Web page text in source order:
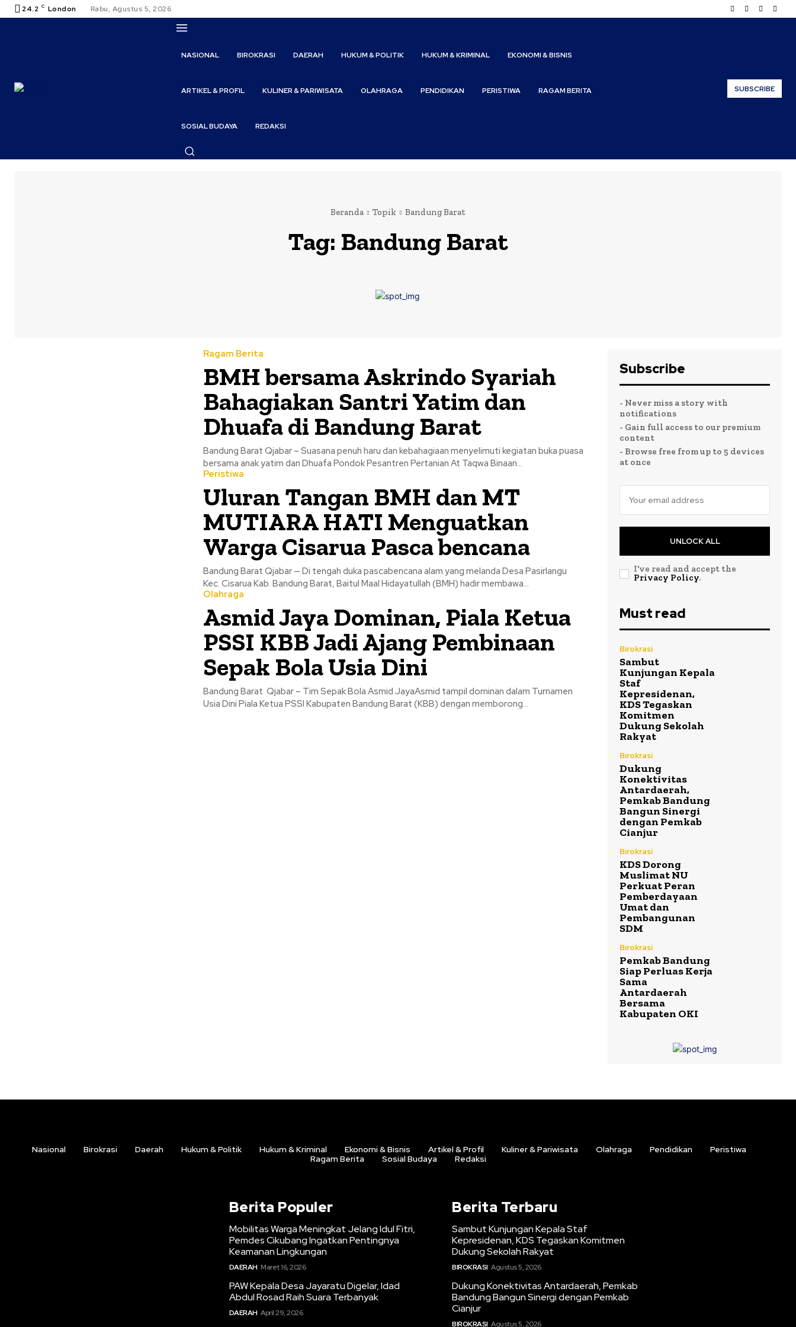
24.2 C London Rabu, Agustus 5, 2026
NASIONAL BIROKRASI DAERAH HUKUM & POLITIK HUKUM & KRIMINAL EKONOMI & BISNIS
ARTIKEL & PROFIL KULINER & PARIWISATA OLAHRAGA PENDIDIKAN PERISTIWA RAGAM BERITA
SOSIAL BUDAYA REDAKSI
SUBSCRIBE
Beranda Topik Bandung Barat
Tag: Bandung Barat
Ragam Berita
BMH bersama Askrindo Syariah
Bahagiakan Santri Yatim dan
Dhuafa di Bandung Barat
Bandung Barat Qjabar – Suasana penuh haru dan kebahagiaan menyelimuti kegiatan buka puasa
bersama anak yatim dan Dhuafa Pondok Pesantren Pertanian At Taqwa Binaan...
Peristiwa
Uluran Tangan BMH dan MT
MUTIARA HATI Menguatkan
Warga Cisarua Pasca bencana
Bandung Barat Qjabar — Di tengah duka pascabencana alam yang melanda Desa Pasirlangu
Kec. Cisarua Kab. Bandung Barat, Baitul Maal Hidayatullah (BMH) hadir membawa...
Olahraga
Asmid Jaya Dominan, Piala Ketua
PSSI KBB Jadi Ajang Pembinaan
Sepak Bola Usia Dini
Bandung Barat Qjabar – Tim Sepak Bola Asmid JayaAsmid tampil dominan dalam Turnamen
Usia Dini Piala Ketua PSSI Kabupaten Bandung Barat (KBB) dengan memborong...
Subscribe
- Never miss a story with
notifications
- Gain full access to our premium
content
- Browse free from up to 5 devices
at once
UNLOCK ALL
I've read and accept the
Privacy Policy.
Must read
Birokrasi
Sambut
Kunjungan Kepala
Staf
Kepresidenan,
KDS Tegaskan
Komitmen
Dukung Sekolah
Rakyat
Birokrasi
Dukung
Konektivitas
Antardaerah,
Pemkab Bandung
Bangun Sinergi
dengan Pemkab
Cianjur
Birokrasi
KDS Dorong
Muslimat NU
Perkuat Peran
Pemberdayaan
Umat dan
Pembangunan
SDM
Birokrasi
Pemkab Bandung
Siap Perluas Kerja
Sama
Antardaerah
Bersama
Kabupaten OKI
Nasional Birokrasi Daerah Hukum & Politik Hukum & Kriminal Ekonomi & Bisnis Artikel & Profil Kuliner & Pariwisata Olahraga Pendidikan
Peristiwa
Ragam Berita
Sosial Budaya Redaksi
Berita Populer
Mobilitas Warga Meningkat Jelang Idul Fitri,
Pemdes Cikubang Ingatkan Pentingnya
Keamanan Lingkungan
DAERAH Maret 16, 2026
PAW Kepala Desa Jayaratu Digelar, Idad
Abdul Rosad Raih Suara Terbanyak
DAERAH April 29, 2026
Berita Terbaru
Sambut Kunjungan Kepala Staf
Kepresidenan, KDS Tegaskan Komitmen
Dukung Sekolah Rakyat
BIROKRASI Agustus 5, 2026
Dukung Konektivitas Antardaerah, Pemkab
Bandung Bangun Sinergi dengan Pemkab
Cianjur
BIROKRASI Agustus 5, 2026